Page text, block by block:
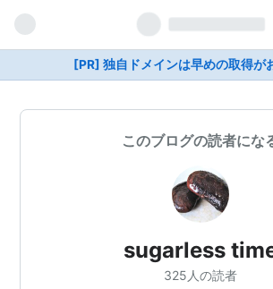
[PR] 独自ドメインは早めの取得が
このブログの読者にな
sugarless
325人の読者